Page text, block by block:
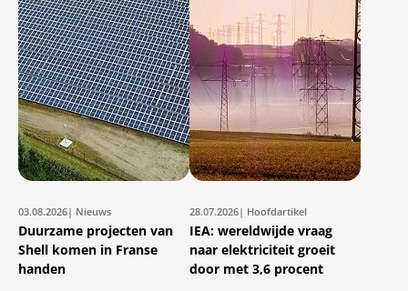
03.08.2026| Nieuws
Duurzame projecten van
Shell komen in Franse
handen
28.07.2026| Hoofdartikel
IEA: wereldwijde vraag
naar elektriciteit groeit
door met 3,6 procent